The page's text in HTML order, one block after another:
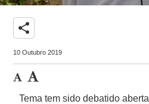
share
10 Outubro 2019
Tema tem sido debatido